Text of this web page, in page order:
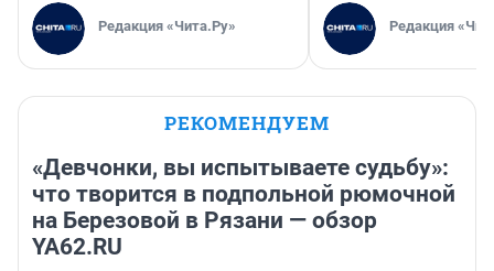
Редакция «Чита.Ру» Редакция
РЕКОМЕНДУЕМ
«Девчонки, вы испытываете судьбу»:
что творится в подпольной рюмочной
на Березовой в Рязани — обзор
YA62.RU